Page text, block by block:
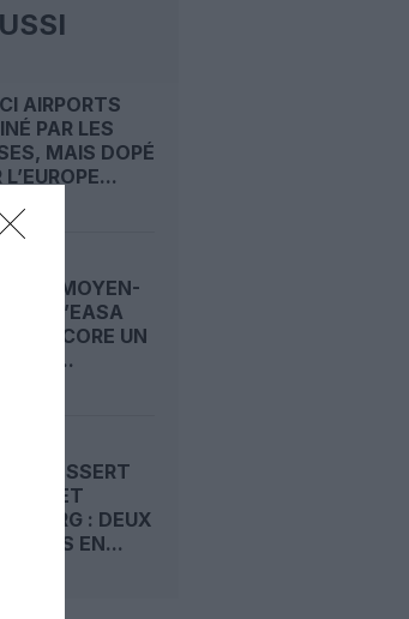
AIRPORTS
PAR LES
MAIS DOPÉ
L’EUROPE...
AU MOYEN-
: L’EASA
ENCORE UN
PLUS...
DESSERT
ET
: DEUX
EN...